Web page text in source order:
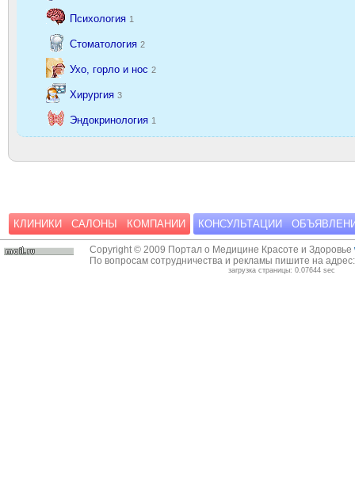
Психология 1
Стоматология 2
Ухо, горло и нос 2
Хирургия 3
Эндокринология 1
КЛИНИКИ САЛОНЫ КОМПАНИИ КОНСУЛЬТАЦИИ
Copyright © 2009 Портал о Медицине Красоте и Здоровье
По вопросам сотрудничества и рекламы пишите на
загрузка страницы: 0.07644 sec